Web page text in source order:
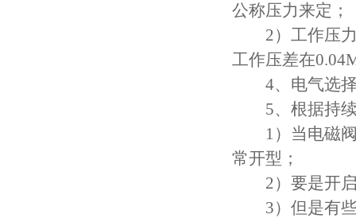
公称压力来定；
2）工作压力
工作压差在
4、电气选择
5、根据持续
1）当电磁阀
常开型；
2）要是开启
3）但是有些